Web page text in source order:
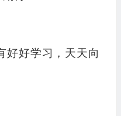
好好学习，天天向